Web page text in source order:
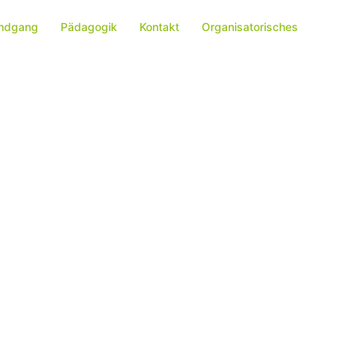
Pädagogik Kontakt Organisatorisches